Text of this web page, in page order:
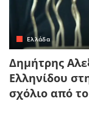
Ελλάδα
Δημήτρης
Ελληνίδου
σχόλιο από